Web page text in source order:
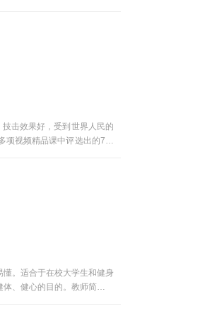
二周Unit 7句子篇之基本句
青第三周Unit 11句子篇之
18句子篇之英语写作中的经
的标准一施兆莉第五周Unit
兆莉第六周Unit 29段落篇之
第七周Unit 34段落篇之段落
第十一周Unit 52应用文之
know that I know.这个句
联中的第二、四、五个“前
是毁灭，那是一个问题。) 5.
击效果好，受到世界人民的
项视频精品课中评选出的7个
行研究的结果。通过讲解太
身心健康等方面的影响。本
提炼出具有代表性的招式，
现代人的生活方式特点。
。适合于在校大学生和健身
、健心的目的。教师简介随